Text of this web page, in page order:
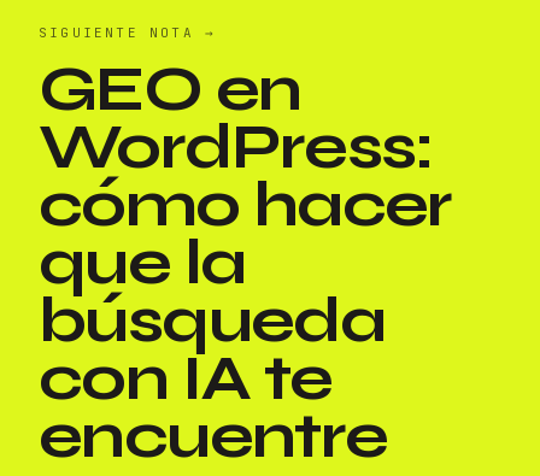
SIGUIENTE NOTA →
GEO en
WordPress:
cómo hacer
que la
búsqueda
con IA te
encuentre